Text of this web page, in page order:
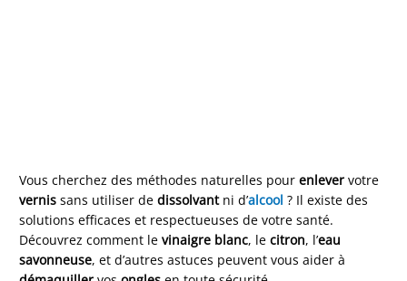
Vous cherchez des méthodes naturelles pourenlever votre
vernis sans utiliser dedissolvantni d’alcool ? Il existe des
solutions efficaces et respectueuses de votre santé.
Découvrez comment levinaigre blanc, lecitron, l’eau
savonneuse, et d’autres astuces peuvent vous aider à